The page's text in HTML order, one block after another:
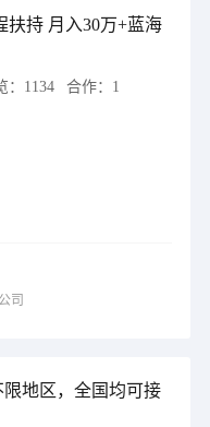
扶持 月入30万+蓝海
： 1134 合作： 1
司
地区，全国均可接